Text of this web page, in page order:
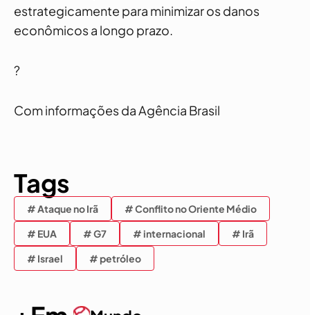
estrategicamente para minimizar os danos
econômicos a longo prazo.
?
Com informações da Agência Brasil
Tags
# Ataque no Irã
# Conflito no Oriente Médio
# EUA
# G7 # internacional
# Irã
# Israel
# petróleo